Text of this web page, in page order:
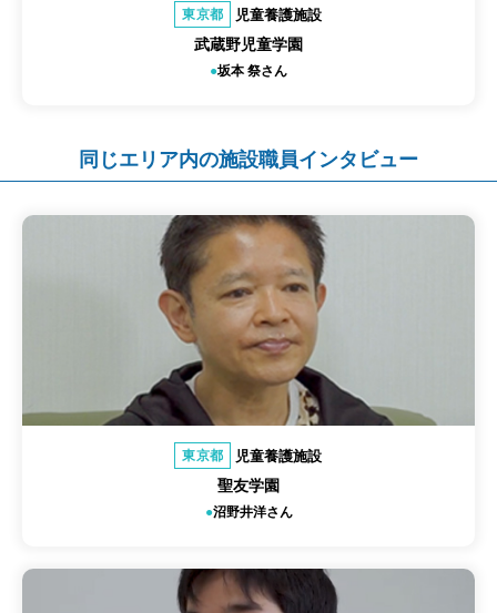
東京都 児童養護施設
武蔵野児童学園
坂本 祭さん
同じエリア内の施設職員インタビュー
東京都 児童養護施設
聖友学園
沼野井洋さん